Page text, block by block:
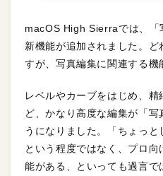
macOS High Sierraでは、「
新機能が追加されました。
すが、写真編集に関連する機
レベルやカーブをはじめ、
ど、かなり高度な編集が「写
うになりました。「ちょっと
という程度ではなく、プロ
能がある、といっても過言で